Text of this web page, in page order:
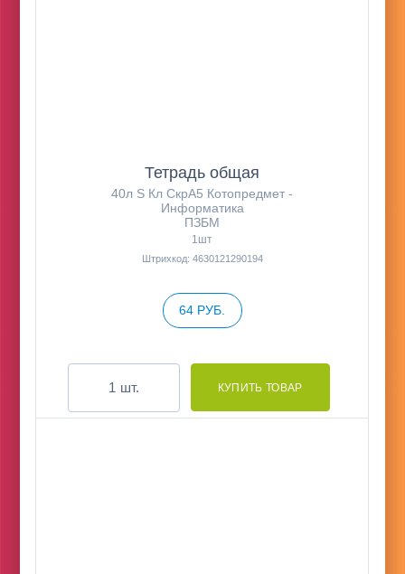
Тетрадь общая
40л S Кл СкрА5 Котопредмет -
Информатика
ПЗБМ
1шт
Штрихкод: 4630121290194
64 РУБ.
шт.